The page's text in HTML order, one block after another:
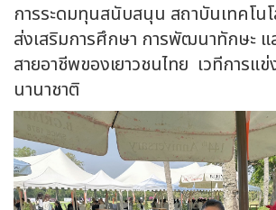
การระดมทุนสนับสนุน สถาบันเทคโน
ส่งเสริมการศึกษา การพัฒนาทักษะ แ
สายอาชีพของเยาวชนไทย เวทีการแ
นานาชาติ